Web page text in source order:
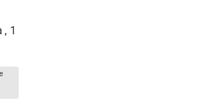
, 1